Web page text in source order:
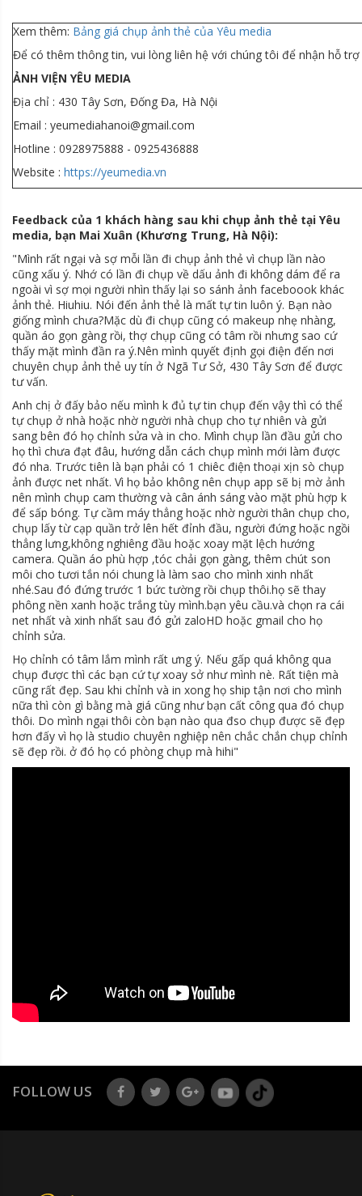
Xem thêm: Bảng giá chụp ảnh thẻ của Yêu media
Để có thêm thông tin, vui lòng liên hệ với chúng tôi để nhận hỗ
ẢNH VIỆN YÊU MEDIA
Địa chỉ : 430 Tây Sơn, Đống Đa, Hà Nội
Email : yeumediahanoi@gmail.com
Hotline : 0928975888 - 0925436888
Website : https://yeumedia.vn
Feedback của 1 khách hàng sau khi chụp ảnh thẻ tại Yêu
media, bạn Mai Xuân (Khương Trung, Hà Nội):
"Mình rất ngại và sợ mỗi lần đi chụp ảnh thẻ vì chụp lần nào
cũng xấu ý. Nhớ có lần đi chụp về dấu ảnh đi không dám để ra
ngoài vì sợ mọi người nhìn thấy lại so sánh ảnh faceboook khác
ảnh thẻ. Hiuhiu. Nói đến ảnh thẻ là mất tự tin luôn ý. Bạn nào
giống mình chưa?Mặc dù đi chụp cũng có makeup nhẹ nhàng,
quần áo gọn gàng rồi, thợ chụp cũng có tâm rồi nhưng sao cứ
thấy mặt mình đần ra ý.Nên mình quyết định gọi điện đến nơi
chuyên chụp ảnh thẻ uy tín ở Ngã Tư Sở, 430 Tây Sơn để được
tư vấn.
Anh chị ở đấy bảo nếu mình k đủ tự tin chụp đến vậy thì có thể
tự chụp ở nhà hoặc nhờ người nhà chụp cho tự nhiên và gửi
sang bên đó họ chỉnh sửa và in cho. Mình chụp lần đầu gửi cho
họ thì chưa đạt đâu, hướng dẫn cách chụp mình mới làm được
đó nha. Trước tiên là bạn phải có 1 chiêc điện thoại xịn sò chụp
ảnh được net nhất. Vì họ bảo không nên chụp app sẽ bị mờ ảnh
nên mình chụp cam thường và cân ánh sáng vào mặt phù hợp k
để sấp bóng. Tự cầm máy thẳng hoặc nhờ người thân chụp cho,
chụp lấy từ cạp quần trở lên hết đỉnh đầu, người đứng hoặc ngồi
thẳng lưng,không nghiêng đầu hoặc xoay mặt lệch hướng
camera. Quần áo phù hợp ,tóc chải gọn gàng, thêm chút son
môi cho tươi tắn nói chung là làm sao cho mình xinh nhất
nhé.Sau đó đứng trước 1 bức tường rồi chụp thôi.họ sẽ thay
phông nền xanh hoặc trắng tùy mình.bạn yêu cầu.và chọn ra cái
net nhất và xinh nhất sau đó gửi zaloHD hoặc gmail cho họ
chỉnh sửa.
Họ chỉnh có tâm lắm mình rất ưng ý. Nếu gấp quá không qua
chụp được thì các bạn cứ tự xoay sở như mình nè. Rất tiện mà
cũng rất đẹp. Sau khi chỉnh và in xong họ ship tận nơi cho mình
nữa thì còn gì bằng mà giá cũng như bạn cất công qua đó chụp
thôi. Do mình ngại thôi còn bạn nào qua đso chụp được sẽ đẹp
hơn đấy vì họ là studio chuyên nghiệp nên chắc chắn chụp chỉnh
sẽ đẹp rồi. ở đó họ có phòng chụp mà hihi"
FOLLOW US